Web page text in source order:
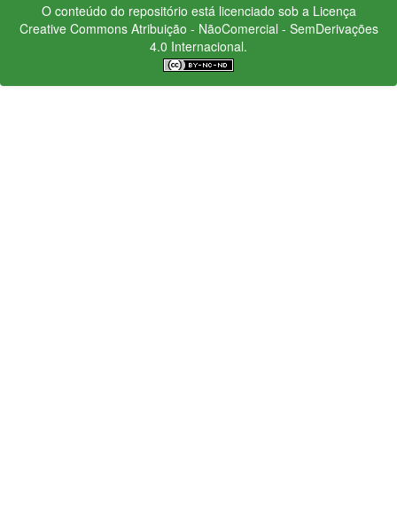
O conteúdo do repositório está licenciado sob a Licença
Creative CommonsAtribuição - NãoComercial - SemDerivações
4.0 Internacional.